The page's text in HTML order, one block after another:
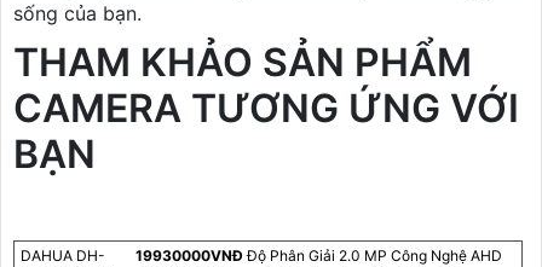
sống của bạn.
THAM KHẢO SẢN PHẨM
CAMERA TƯƠNG ỨNG VỚI
BẠN
DAHUA DH-
19930000VNÐ Độ Phân Giải 2.0 MP Công Nghệ AHD